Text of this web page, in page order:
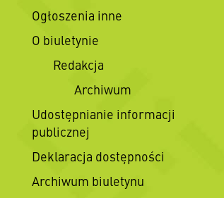
Ogłoszenia inne
O biuletynie
Redakcja
Archiwum
Udostępnianie informacji
publicznej
Deklaracja dostępności
Archiwum biuletynu